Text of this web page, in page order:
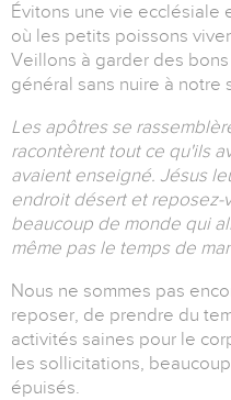
Évitons une vie ecclésiale
où les petits poissons
Veillons à garder des
général sans nuire à notre
Les apôtres se
racontèrent tout ce qu'ils
avaient enseigné. Jésus
endroit désert et reposez-
beaucoup de monde qui
même pas le temps de
Nous ne sommes pas
reposer, de prendre du
activités saines pour le
les sollicitations,
épuisés.